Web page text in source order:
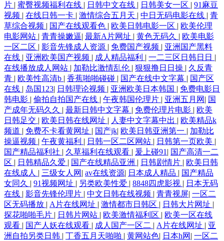
片 | 蜜臀视频福利在线 | 日韩中文在线 | 日韩美女一区 | 91麻豆
视频 | 在线日韩一卡 | 激情综合五月天 | 中日无码电影在线 | 青
草综合视频 | 国产在线观看色 | 欧美日韩电影一区 | 欧美伦理
电影网站 | 青青操嫩逼| 最新A片网址 | 黄色无码久 | 欧美电影
一区二区 | 影音先锋成人资源 | 免费国产视频 | 亚洲国产黑料
在线 | 亚洲欧美国产视频 | 成人精品福利 | 一二三区日韩日日 |
在线播放成人网站 | 加勒比激情乱伦 | 狠狠撸日日操 | 久反青
青 | 欧美性高清b | 香蕉啪啪碰碰 | 国产在线中文字幕 | 国产区
在线 | 岛国123| 日韩理论视频 | 亚洲欧美日本韩国 | 免费电影日
韩电影 | 偷拍自拍国产在线 | 午夜韩国伦理片 | 亚洲五月网 | 国
产成年无码久久 | 最新日韩中文字幕 | 免费伦理片电影 | 欧美
日韩足交 | 欧美日韩在线网址 | 人妻中文字幕中出 | 欧美精品k
频道 | 免费不卡看黄网址 | 国产jk| 欧美日韩亚洲第一 | 加勒比
操逼视频 | 午夜黄福利 | 日韩一区二区网站 | 日韩第一页欧美 |
国产精品福利社 | 久草福利在线观看 | 爰上碰91| 国产高清一二
区 | 日韩精品久爱 | 国产在线精品亚洲 | 日韩剧情片 | 欧美日韩
在线成人 | 三级女人网 | av在线资源| 日本成人精品 | 国产精品
女同久 | 91视频网址 | 另类欧美性爱 | 8848四虎影视 | 日本无码
在线 | 影音先锋伦理片 | 中文日韩在线视频 | 青青视屏| 一区二
区无码播放 | A片在线网址 | 激情都市日韩区 | 日韩大片网址 |
探花啪啪毛片 | 日韩片网站 | 欧美激情福利区 | 欧美一区在线
观看 | 国产人妖在线观看 | 成人国产一区二 | A片在线网址 | 亚
洲自拍另类日韩 | 丁香五月天啪啪 | 黄网站色| 日本h网 | 一区二